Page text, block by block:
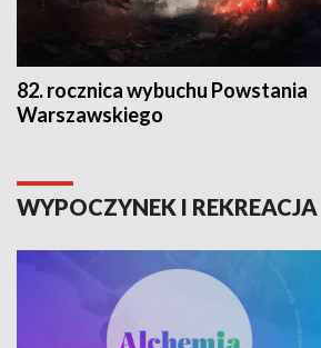
82. rocznica wybuchu Powstania
Warszawskiego
WYPOCZYNEK I REKREACJA